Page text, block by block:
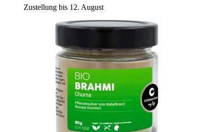
Zustellung bis 12. August